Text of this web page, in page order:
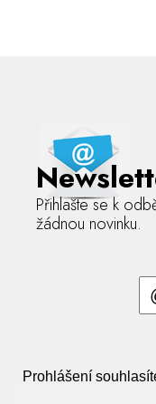
Přihlašte se k
žádnou novinku.
Prohlášení